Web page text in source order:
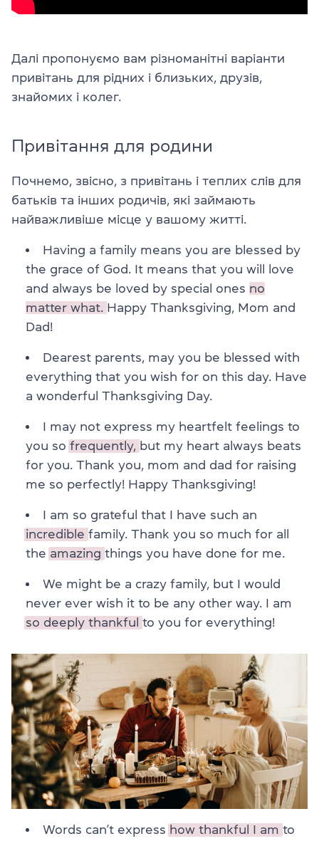
Далі пропонуємо вам різноманітні варіанти
привітань для рідних і близьких, друзів,
знайомих і колег.
Привітання для родини
Почнемо, звісно, з привітань і теплих слів для
батьків та інших родичів, які займають
найважливіше місце у вашому житті.
Having a family means you are blessed by
the grace of God. It means that you will love
and always be loved by special ones no
matter what. Happy Thanksgiving, Mom and
Dad!
Dearest parents, may you be blessed with
everything that you wish for on this day. Have
a wonderful Thanksgiving Day.
I may not express my heartfelt feelings to
you so frequently,
but my heart always beats
for you. Thank you, mom and dad for raising
me so perfectly! Happy Thanksgiving!
I am so grateful that I have such an
incredible family. Thank you so much for all
the amazing things you have done for me.
We might be a crazy family, but I would
never ever wish it to be any other way. I am
so deeply thankful to you for everything!
Words can’t express how thankful I am to